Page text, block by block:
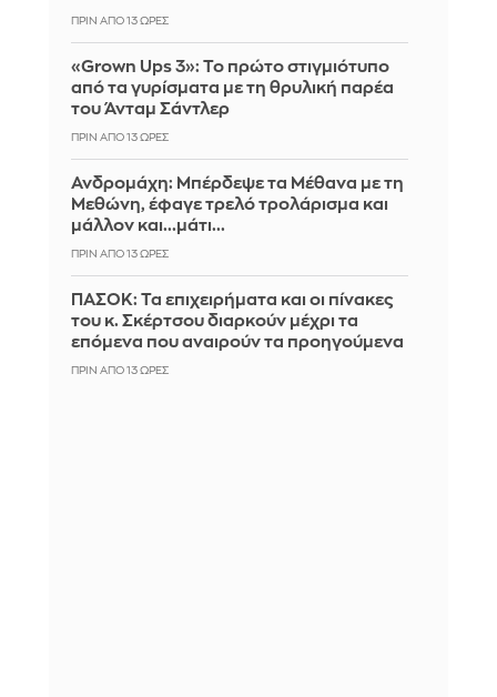
ΠΡΙΝ ΑΠΌ 13 ΏΡΕΣ
«Grown Ups 3»: Το πρώτο στιγμιότυπο
από τα γυρίσματα με τη θρυλική παρέα
του Άνταμ Σάντλερ
ΠΡΙΝ ΑΠΌ 13 ΏΡΕΣ
Ανδρομάχη: Μπέρδεψε τα Μέθανα με τη
Μεθώνη, έφαγε τρελό τρολάρισμα και
μάλλον και...μάτι...
ΠΡΙΝ ΑΠΌ 13 ΏΡΕΣ
ΠΑΣΟΚ: Τα επιχειρήματα και οι πίνακες
του κ. Σκέρτσου διαρκούν μέχρι τα
επόμενα που αναιρούν τα προηγούμενα
ΠΡΙΝ ΑΠΌ 13 ΏΡΕΣ